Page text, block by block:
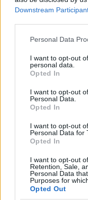
Downstream
Please note that this
not limited to your visit
grant or deny consent
use your data for
consent section.
Personal Data
I want to opt-out
personal data.
Opted In
I want to opt-out
Personal Data.
Opted In
I want to opt-out
Personal Data for
Opted In
I want to opt-out
Retention, Sale,
Personal Data
Purposes for
Opted Out
Las propiedades
son notables.
crónicas. Al
prevenir
diabetes.
Dosis
Comprender la
para la seguridad
sugieren una
Tomar hasta 6
presenta efectos